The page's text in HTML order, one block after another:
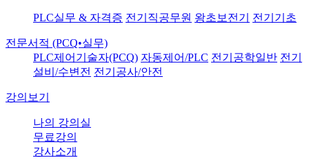
PLC실무 & 자격증 전기직공무원 왕초보전기 전기기초
전문서적 (PCQ•실무)
PLC제어기술자(PCQ) 자동제어/PLC 전기공학일반 전기
설비/수변전 전기공사/안전
강의보기
나의 강의실
무료강의
강사소개